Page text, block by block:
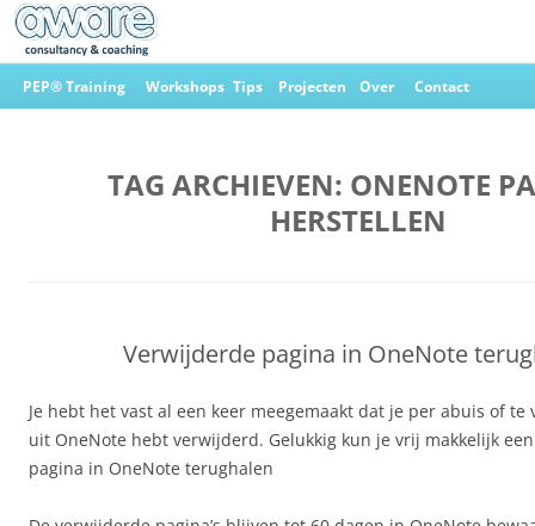
Ga
naar
PEP® Training Workshops Tips Projecten Over Contact
TAG ARCHIEVEN: ONENOTE
HERSTELLEN
Verwijderde pagina in OneNote
Je hebt het vast al een keer meegemaakt dat je per abuis of te
uit OneNote hebt verwijderd. Gelukkig kun je vrij makkelijk
pagina in OneNote terughalen